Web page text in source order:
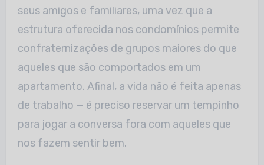
seus amigos e familiares, uma vez que a
estrutura oferecida nos condomínios permite
confraternizações de grupos maiores do que
aqueles que são comportados em um
apartamento. Afinal, a vida não é feita apenas
de trabalho — é preciso reservar um tempinho
para jogar a conversa fora com aqueles que
nos fazem sentir bem.